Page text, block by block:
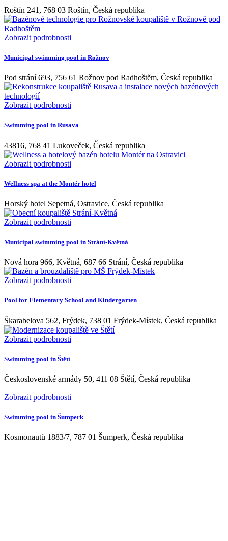
Roštín 241, 768 03 Roštín, Česká republika
Zobrazit podrobnosti
Municipal swimming pool in Rožnov
Pod strání 693, 756 61 Rožnov pod Radhoštěm, Česká republika
Zobrazit podrobnosti
Swimming pool in Rusava
43816, 768 41 Lukoveček, Česká republika
Zobrazit podrobnosti
Wellness spa at the Montér hotel
Horský hotel Sepetná, Ostravice, Česká republika
Zobrazit podrobnosti
Municipal swimming pool in Strání-Květná
Nová hora 966, Květná, 687 66 Strání, Česká republika
Zobrazit podrobnosti
Pool for Elementary School and Kindergarten
Škarabelova 562, Frýdek, 738 01 Frýdek-Místek, Česká republika
Zobrazit podrobnosti
Swimming pool in Štětí
Československé armády 50, 411 08 Štětí, Česká republika
Zobrazit podrobnosti
Swimming pool in Šumperk
Kosmonautů 1883/7, 787 01 Šumperk, Česká republika